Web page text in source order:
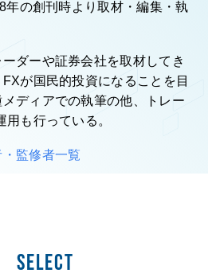
年の創刊時より取材・編集・執
ダーや証券会社を取材してき
が国民的投資になることを目
ディアでの執筆の他、トレー
も行っている。
監修者一覧
SELECT